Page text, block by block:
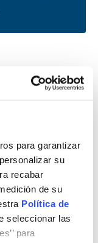
para garantizar
su
recabar
de su
Política de
seleccionar las
para
de
B –